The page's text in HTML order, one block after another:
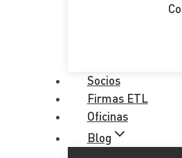
Socios
Firmas ETL
Oficinas
Blog